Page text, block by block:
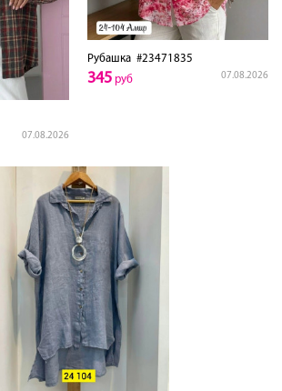
07.08.2026
Рубашка #23471835
07.08.2026
345 руб